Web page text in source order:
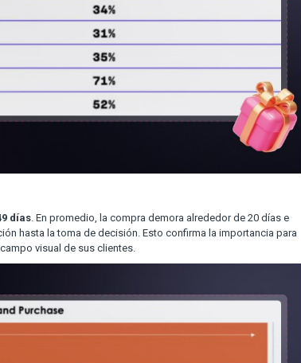
días. En promedio, la compra demora alrededor de 20 días e
hasta la toma de decisión. Esto confirma la importancia para
visual de sus clientes.